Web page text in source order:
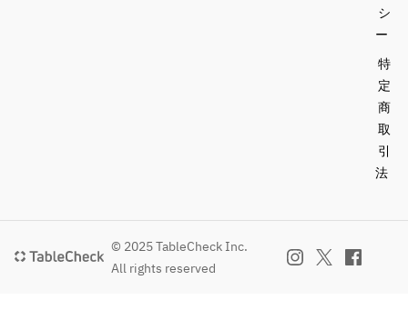
シ
ー
特
定
商
取
引
法
© 2025 TableCheck Inc.
All rights reserved